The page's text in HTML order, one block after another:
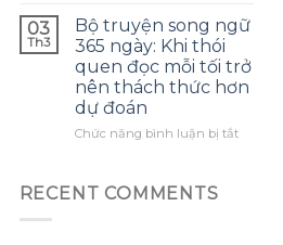
khó
vào
buổi
lầm
về
độ
thun
nữ
dáng
vừa
chất
cotton:
03
Th3
Bộ truyện song ngữ
365 ngày: Khi thói
quen đọc mỗi tối trở
nên thách thức hơn
dự đoán
Chức năng bình luận bị tắtở
RECENT COMMENTS